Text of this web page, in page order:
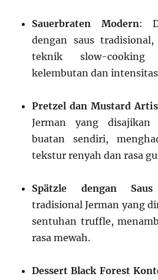
Sauerbraten Modern:
dengan saus
teknik slow-cooking
kelembutan dan
Pretzel dan Mustard
Jerman yang disajikan
buatan sendiri,
tekstur renyah dan rasa
Spätzle dengan
tradisional Jerman yang
sentuhan truffle,
rasa mewah.
Dessert Black Forest